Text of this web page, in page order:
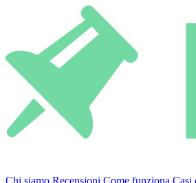
Chi siamo Recensioni Come funziona Casi